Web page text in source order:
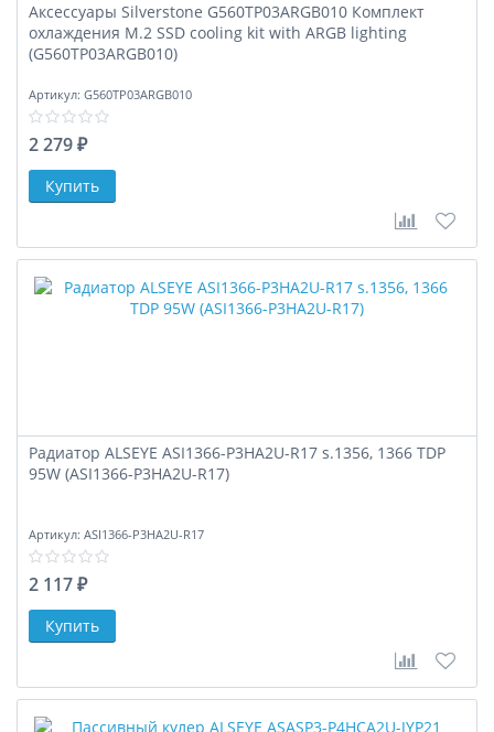
Аксессуары Silverstone G560TP03ARGB010 Комплект
охлаждения M.2 SSD cooling kit with ARGB lighting
(G560TP03ARGB010)
Артикул: G560TP03ARGB010
2 279 ₽
В В
Радиатор ALSEYE ASI1366-P3HA2U-R17 s.1356, 1366 TDP
95W (ASI1366-P3HA2U-R17)
Артикул: ASI1366-P3HA2U-R17
2 117 ₽
В В